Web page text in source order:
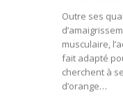
Outre ses
musculaire,
fait adapté
cherchent à
d’orange…